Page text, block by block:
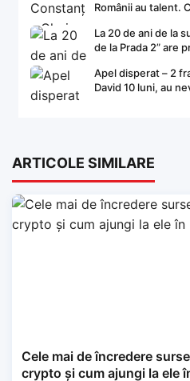
Românii au talent.
La 20 de ani de la
de la Prada 2” are
Apel disperat – 2
David 10 luni, au
ARTICOLE SIMILARE
Cele mai de încredere
crypto și cum ajungi la ele